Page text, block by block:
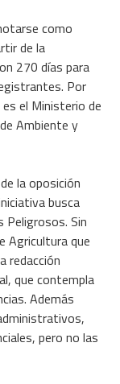
como
de la
270 días para
Por
el Ministerio de
Ambiente y
la oposición
busca
Peligrosos. Sin
Agricultura que
redacción
que contempla
Además
pero no las